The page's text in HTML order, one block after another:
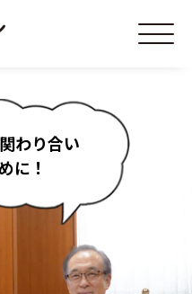
わり合い
に！